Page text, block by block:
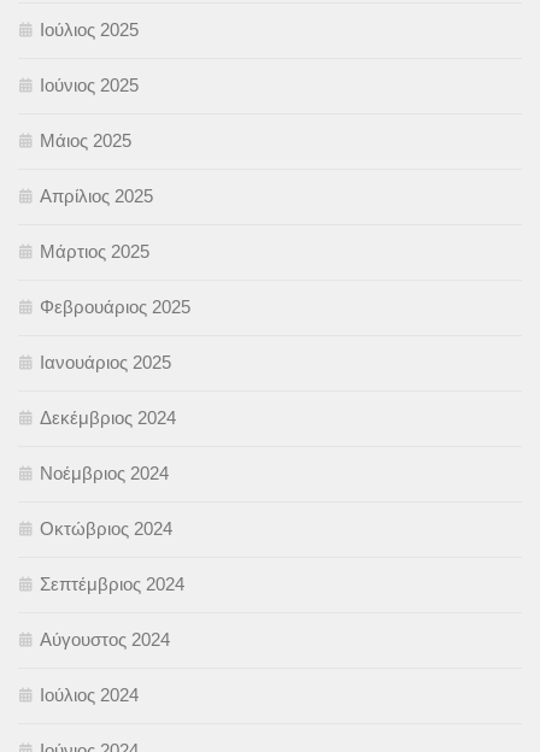
Ιούλιος 2025
Ιούνιος 2025
Μάιος 2025
Απρίλιος 2025
Μάρτιος 2025
Φεβρουάριος 2025
Ιανουάριος 2025
Δεκέμβριος 2024
Νοέμβριος 2024
Οκτώβριος 2024
Σεπτέμβριος 2024
Αύγουστος 2024
Ιούλιος 2024